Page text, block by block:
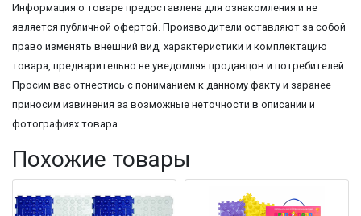
Информация о товаре предоставлена для ознакомления и не
является публичной офертой. Производители оставляют за собой
право изменять внешний вид, характеристики и комплектацию
товара, предварительно не уведомляя продавцов и потребителей.
Просим вас отнестись с пониманием к данному факту и заранее
приносим извинения за возможные неточности в описании и
фотографиях товара.
Похожие товары